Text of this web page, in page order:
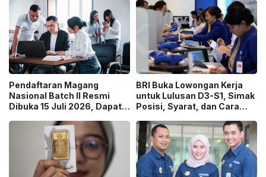
Media Digital!
Pendaftaran Magang
Nasional Batch II Resmi
Dibuka 15 Juli 2026, Dapat
BRI Buka Lowongan Kerja
untuk Lulusan D3-S1, Simak
Posisi, Syarat, dan Cara